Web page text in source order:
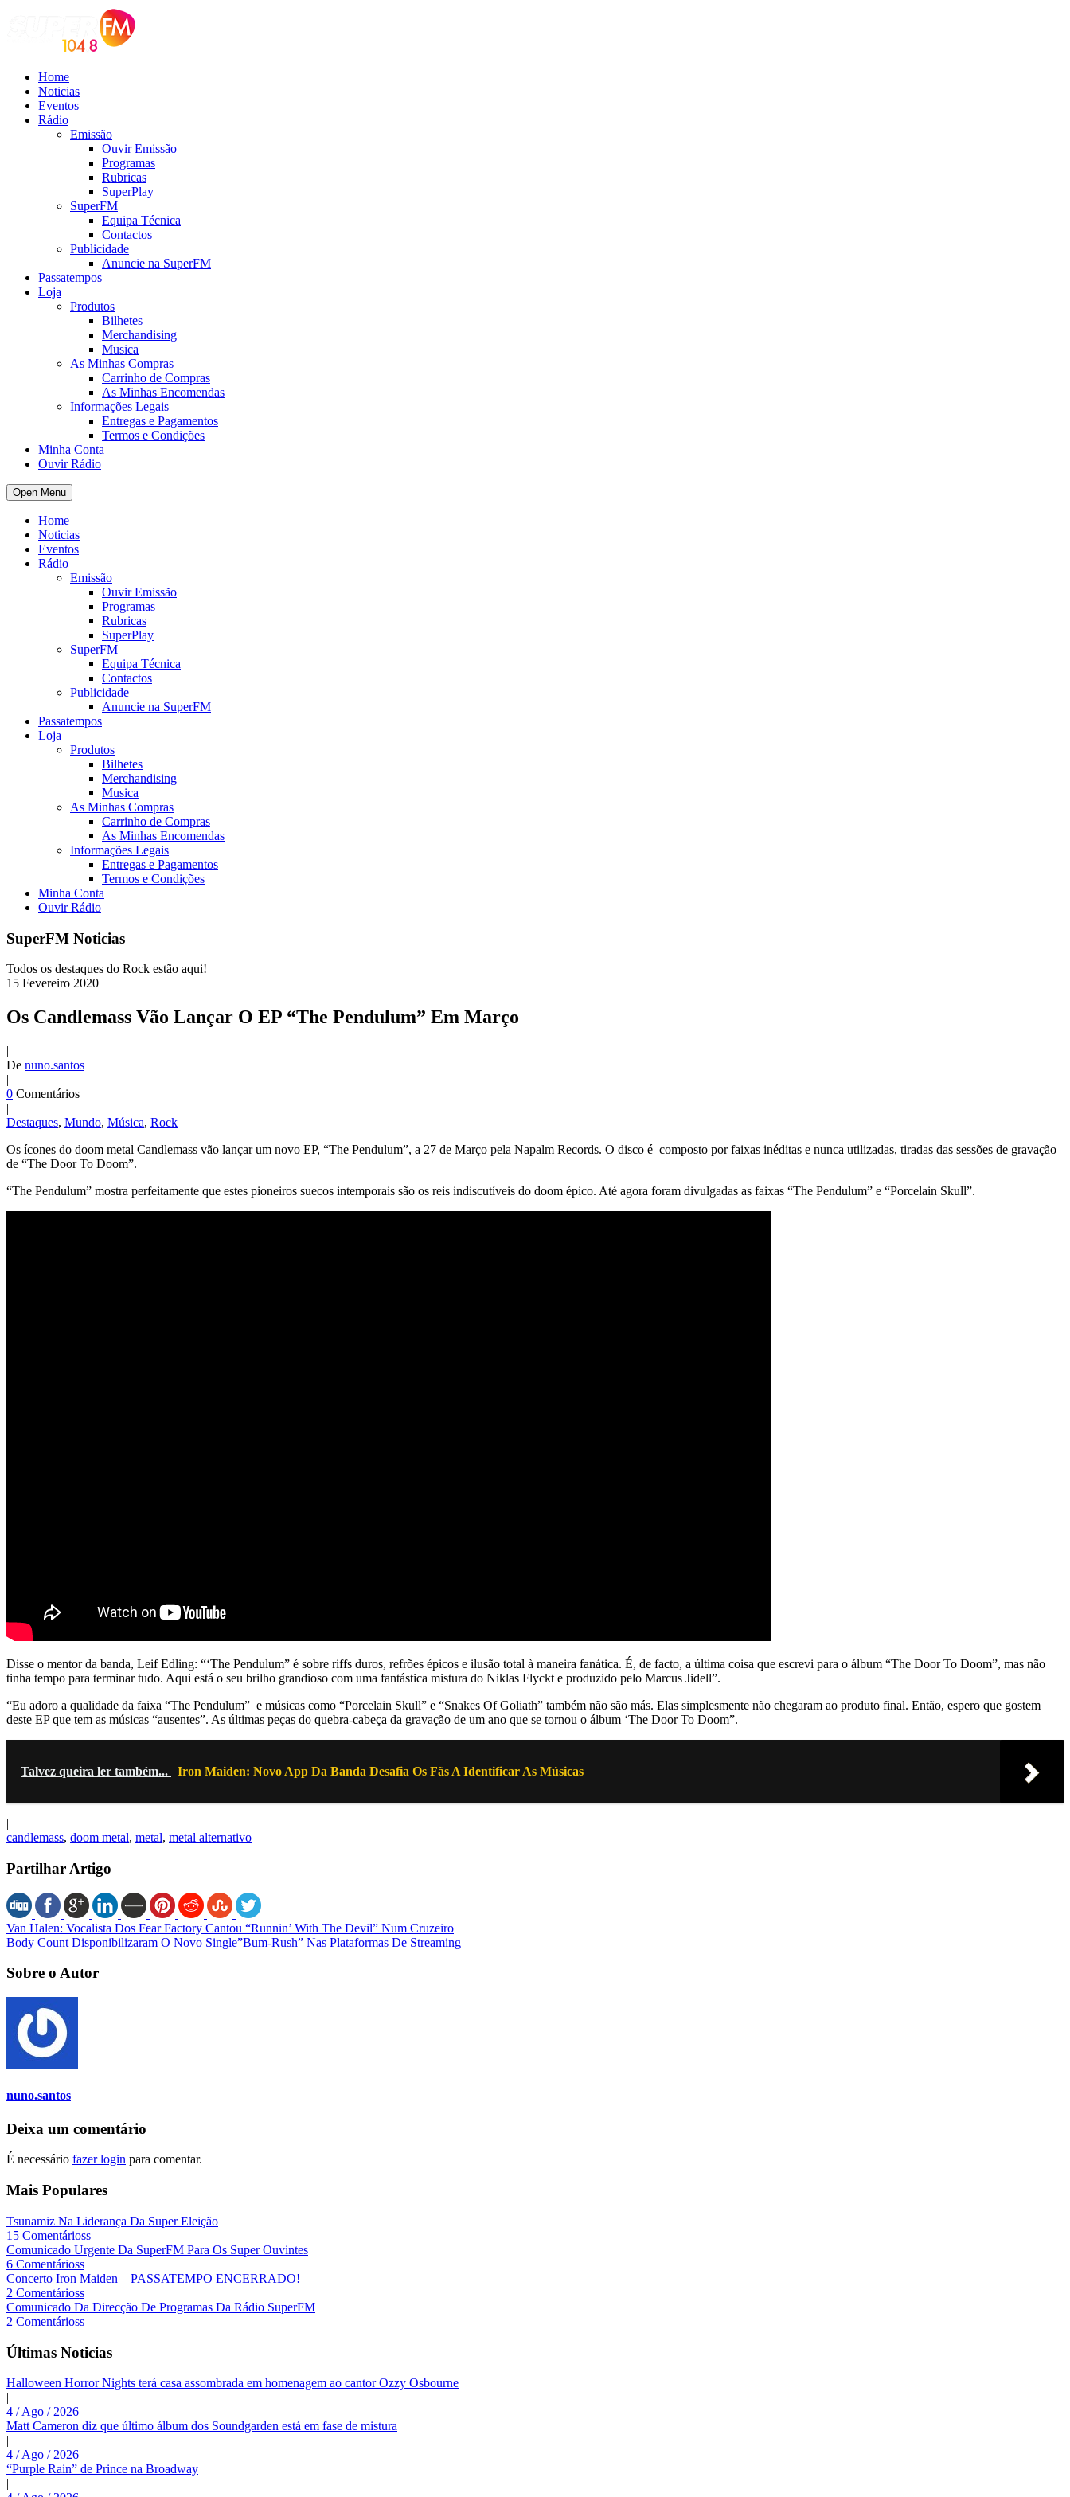
Home
Noticias
Eventos
Rádio
Emissão
Ouvir Emissão
Programas
Rubricas
SuperPlay
SuperFM
Equipa Técnica
Contactos
Publicidade
Anuncie na SuperFM
Passatempos
Loja
Produtos
Bilhetes
Merchandising
Musica
As Minhas Compras
Carrinho de Compras
As Minhas Encomendas
Informações Legais
Entregas e Pagamentos
Termos e Condições
Minha Conta
Ouvir Rádio
Open Menu
Home
Noticias
Eventos
Rádio
Emissão
Ouvir Emissão
Programas
Rubricas
SuperPlay
SuperFM
Equipa Técnica
Contactos
Publicidade
Anuncie na SuperFM
Passatempos
Loja
Produtos
Bilhetes
Merchandising
Musica
As Minhas Compras
Carrinho de Compras
As Minhas Encomendas
Informações Legais
Entregas e Pagamentos
Termos e Condições
Minha Conta
Ouvir Rádio
SuperFM Noticias
Todos os destaques do Rock estão aqui!
15 Fevereiro 2020
Os Candlemass Vão Lançar O EP “The Pendulum” Em Março
|
De nuno.santos
|
0 Comentários
|
Destaques, Mundo, Música, Rock
Os ícones do doom metal Candlemass vão lançarum novo EP, “The Pendulum”, a 27 de Março pela Napalm Records. O disco é composto por faixas inéditas e nunca utilizadas, tiradas das sessões de gravação
de “The Door To Doom”.
“The Pendulum” mostra perfeitamente que estes pioneiros suecos intemporais são os reis indiscutíveis do doom épico. Até agora foram divulgadas as faixas “The Pendulum” e “Porcelain Skull”.
Disse o mentor da banda, Leif Edling: “‘The Pendulum” é sobre riffs duros, refrões épicos e ilusão total à maneira fanática. É, de facto, a última coisa que escrevi para o álbum “The Door To Doom”, mas não
tinha tempo para terminar tudo. Aqui está o seu brilho grandioso com uma fantástica mistura do Niklas Flyckt e produzido pelo Marcus Jidell”.
“Eu adoro a qualidade da faixa “The Pendulum” e músicas como “Porcelain Skull” e “Snakes Of Goliath” também não são más. Elas simplesmente não chegaram ao produto final. Então, espero que gostem
deste EP que tem as músicas “ausentes”. As últimas peças do quebra-cabeça da gravação de um ano que se tornou o álbum ‘The Door To Doom”.
Talvez queira ler também... Iron Maiden: Novo App Da Banda Desafia Os Fãs A Identificar As Músicas
|
candlemass, doom metal, metal, metal alternativo
Partilhar Artigo
Van Halen: Vocalista Dos Fear Factory Cantou “Runnin’ With The Devil” Num Cruzeiro
Body Count Disponibilizaram O Novo Single”Bum-Rush” Nas Plataformas De Streaming
Sobre o Autor
nuno.santos
Deixa um comentário
É necessário fazer login para comentar.
Mais Populares
Tsunamiz Na Liderança Da Super Eleição
15 Comentárioss
Comunicado Urgente Da SuperFM Para Os Super Ouvintes
6 Comentárioss
Concerto Iron Maiden – PASSATEMPO ENCERRADO!
2 Comentárioss
Comunicado Da Direcção De Programas Da Rádio SuperFM
2 Comentárioss
Últimas Noticias
Halloween Horror Nights terá casa assombrada em homenagem ao cantor Ozzy Osbourne
|
4 / Ago / 2026
Matt Cameron diz que último álbum dos Soundgarden está em fase de mistura
|
4 / Ago / 2026
“Purple Rain” de Prince na Broadway
|